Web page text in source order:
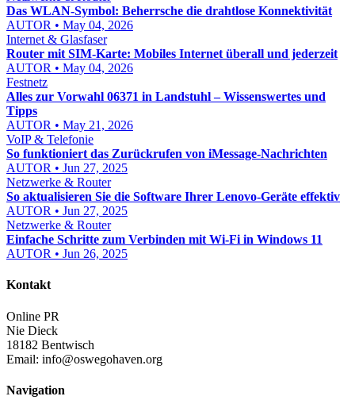
Das WLAN-Symbol: Beherrsche die drahtlose Konnektivität
AUTOR • May 04, 2026
Internet & Glasfaser
Router mit SIM-Karte: Mobiles Internet überall und jederzeit
AUTOR • May 04, 2026
Festnetz
Alles zur Vorwahl 06371 in Landstuhl – Wissenswertes und
Tipps
AUTOR • May 21, 2026
VoIP & Telefonie
So funktioniert das Zurückrufen von iMessage-Nachrichten
AUTOR • Jun 27, 2025
Netzwerke & Router
So aktualisieren Sie die Software Ihrer Lenovo-Geräte effektiv
AUTOR • Jun 27, 2025
Netzwerke & Router
Einfache Schritte zum Verbinden mit Wi-Fi in Windows 11
AUTOR • Jun 26, 2025
Kontakt
Online PR
Nie Dieck
18182 Bentwisch
Email: info@oswegohaven.org
Navigation